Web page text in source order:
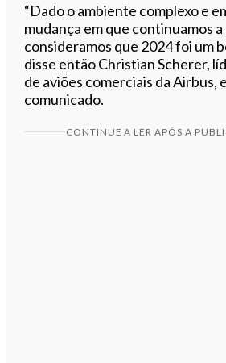
“Dado o ambiente complexo e
mudança em que continuamos
consideramos que 2024 foi um
disse então Christian Scherer,
de aviões comerciais da Airbus,
comunicado.
CONTINUE A LER APÓS A